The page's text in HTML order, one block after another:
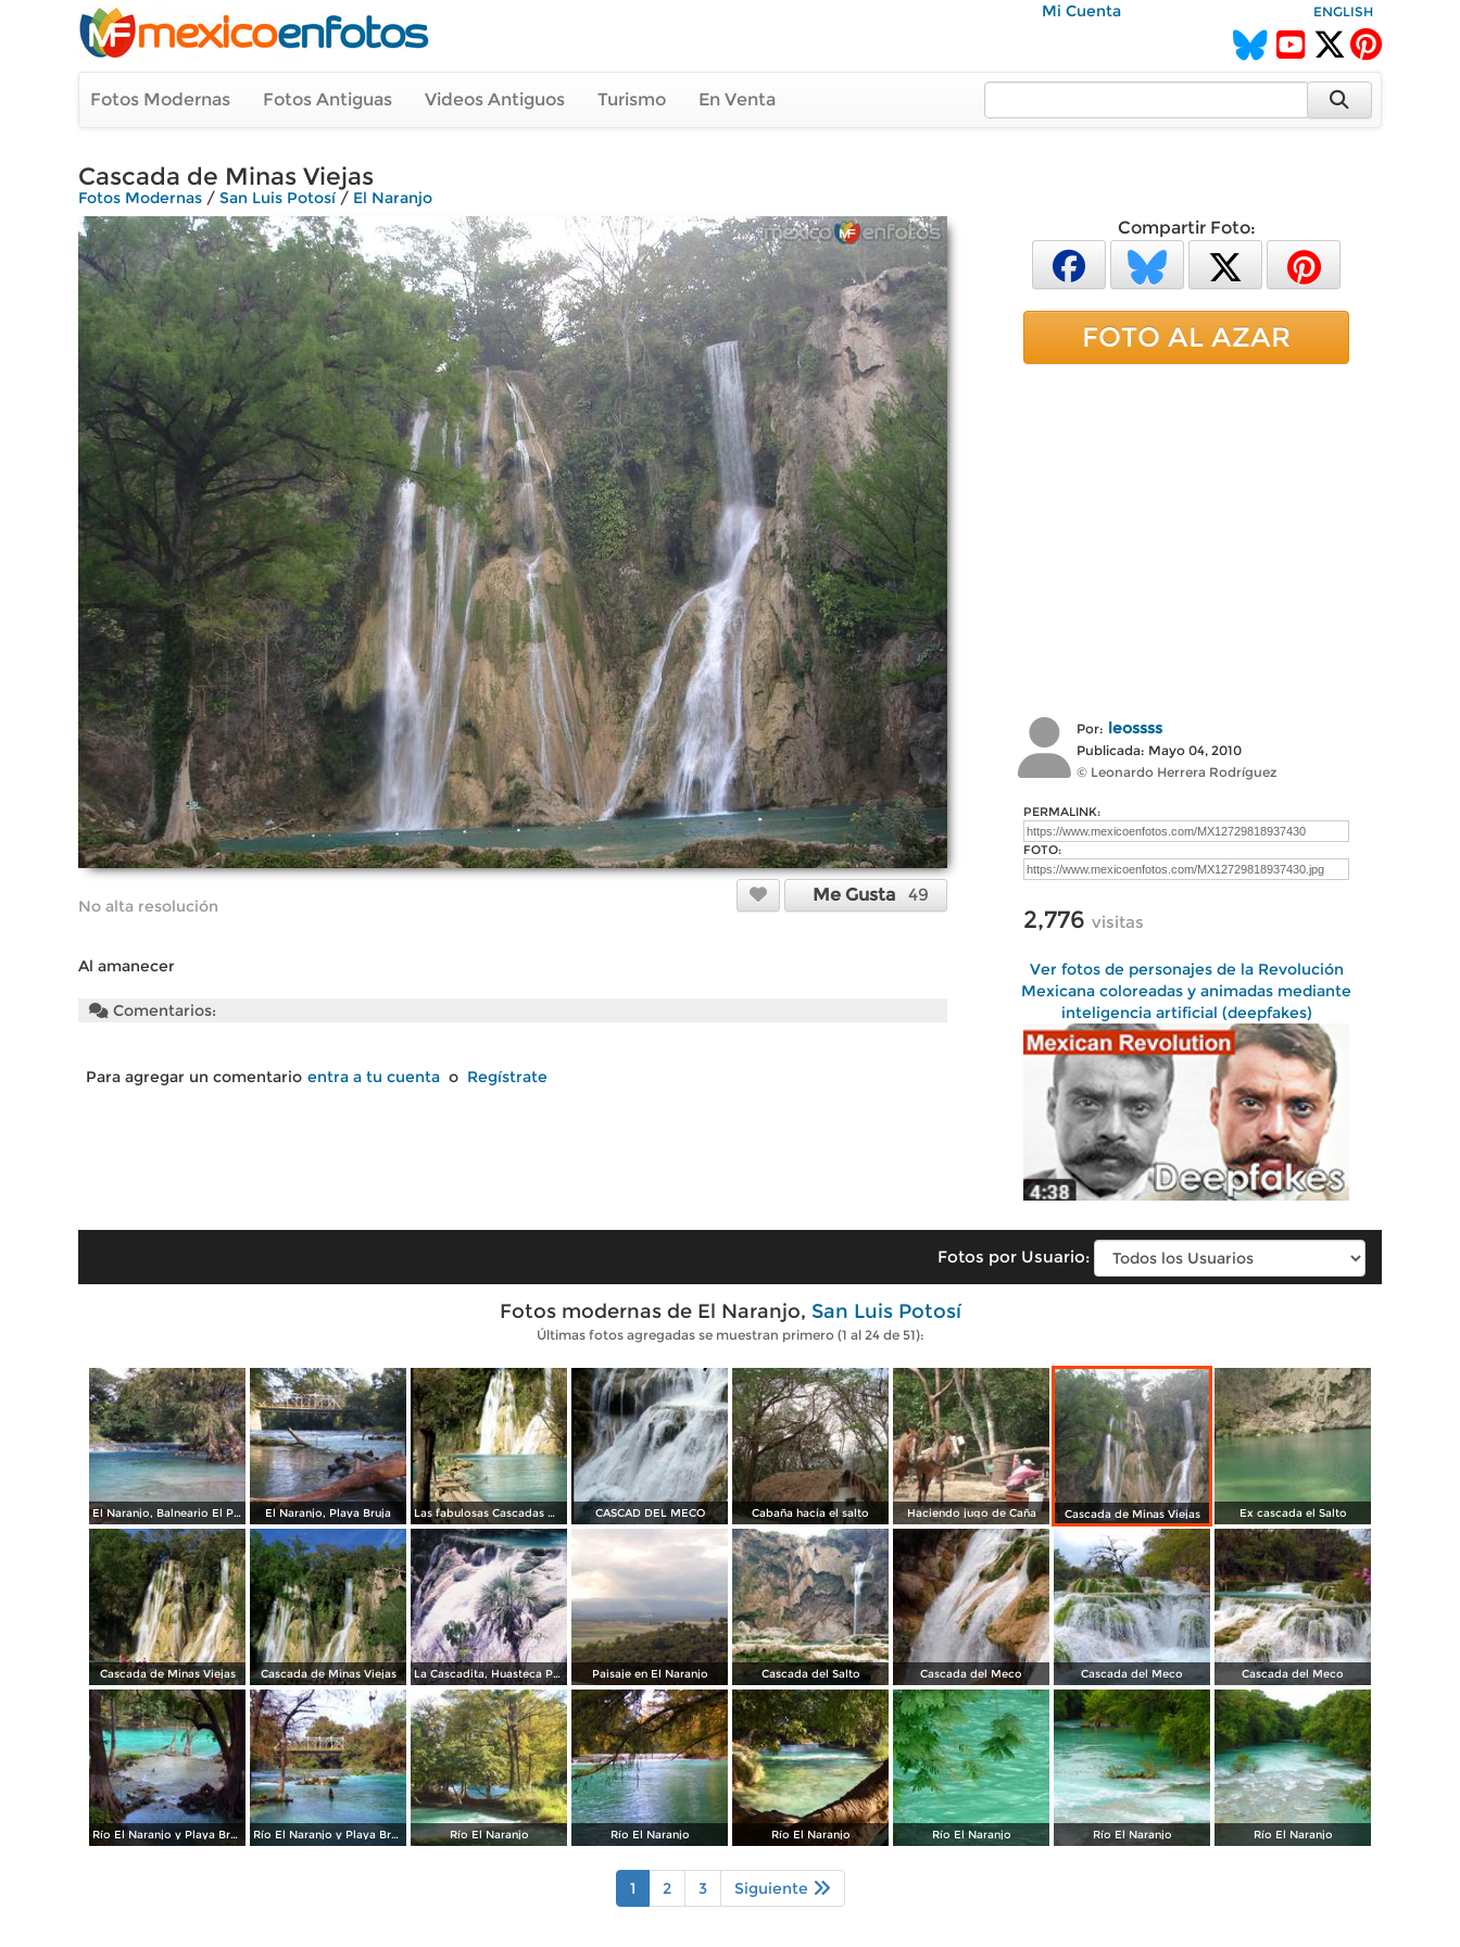
Mi Cuenta ENGLISH
Fotos Modernas Fotos Antiguas Videos Antiguos Turismo En Venta
Cascada de Minas Viejas
Fotos Modernas / San Luis Potosí / El Naranjo
No alta resolución
Me Gusta 49
Al amanecer
Comentarios:
Para agregar un comentario entra a tu cuenta o Regístrate
Compartir Foto:
FOTO AL AZAR
Por: leossss
Publicada: Mayo 04, 2010
© Leonardo Herrera Rodríguez
PERMALINK:
FOTO:
2,776 visitas
Ver fotos de personajes de la Revolución
Mexicana coloreadas y animadas mediante
inteligencia artificial (deepfakes)
Fotos por Usuario:
Fotos modernas de El Naranjo, San Luis Potosí
Últimas fotos agregadas se muestran primero (1 al 24 de 51):
El Naranjo, Balneario El Palo Caído El Naranjo, Playa Bruja Las fabulosas Cascadas Minas Viejas CASCAD DEL MECO Cabaña hacia el salto Haciendo jugo de Caña Cascada de Minas Viejas Ex cascada el Salto
Cascada de Minas Viejas Cascada de Minas Viejas La Cascadita, Huasteca Potosina Paisaje en El Naranjo Cascada del Salto Cascada del Meco Cascada del Meco Cascada del Meco
Río El Naranjo y Playa Bruja Río El Naranjo y Playa Bruja Río El Naranjo Río El Naranjo Río El Naranjo Río El Naranjo Río El Naranjo Río El Naranjo
1 2 3 Siguiente